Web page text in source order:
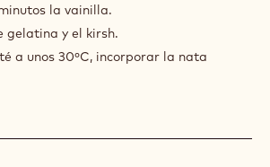
la vainilla.
gelatina y el kirsh.
a unos 30ºC, incorporar la nata